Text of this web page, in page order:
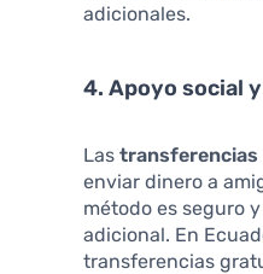
adicionales.
4. Apoyo social
Lastransferencias
enviar dinero a
método es seguro
adicional. En
transferencias